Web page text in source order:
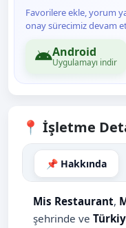
Favorilere ekle, yorum
onay sürecimiz devam
Android
Uygulamayı indir
📍 İşletme
📌 Hakkında
Mis Restaurant,
şehrinde ve